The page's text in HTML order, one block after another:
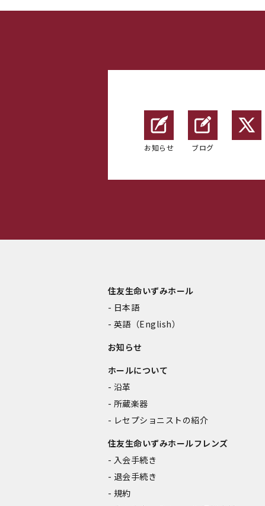
お知らせ ブログ
住友生命いずみホール
日本語
英語（English）
お知らせ
ホールについて
沿革
所蔵楽器
レセプショニストの紹介
住友生命いずみホールフレンズ
入会手続き
退会手続き
規約